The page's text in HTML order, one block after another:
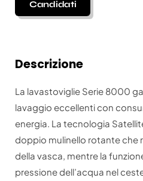
Candidati
Descrizione
La lavastoviglie Serie 8000
lavaggio eccellenti con
energia. La tecnologia
doppio mulinello rotante che
della vasca, mentre la
pressione dell’acqua nel